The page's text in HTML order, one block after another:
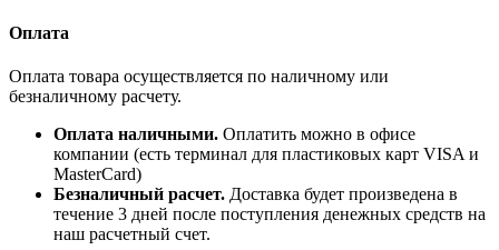
Оплата
Оплата товара осуществляется по наличному или
безналичному расчету.
Оплата наличными. Оплатить можно в офисе
компании (есть терминал для пластиковых карт VISA и
MasterCard)
Безналичный расчет. Доставка будет произведена в
течение 3 дней после поступления денежных средств на
наш расчетный счет.